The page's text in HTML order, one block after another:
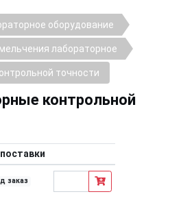
оборудование
лабораторное
точности
заказ